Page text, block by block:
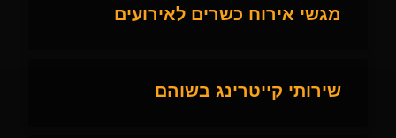
מגשי אירוח כשרים לאירועים
שירותי קייטרינג בשוהם